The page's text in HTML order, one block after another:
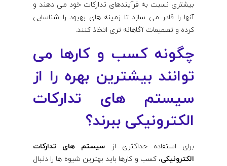
بیشتری نسبت به فرآیندهای تدارکات خود می دهند و
آنها را قادر می سازد تا زمینه های بهبود را شناسایی
کرده و تصمیمات آگاهانه تری اتخاذ کنند.
چگونه کسب و کارها می
توانند بیشترین بهره را از
سیستم های تدارکات
الکترونیکی ببرند؟
برای استفاده حداکثری از سیستم های تدارکات
الکترونیکی، کسب و کارها باید بهترین شیوه ها را دنبال